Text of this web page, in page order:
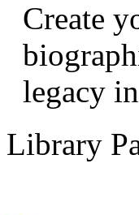
Create
legacy
Library